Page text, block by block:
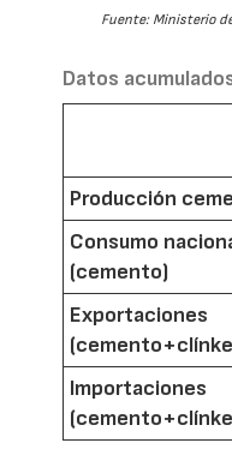
Fuente: Ministerio
Datos
Producción
Consumo
(cemento)
Exportaciones
Importaciones